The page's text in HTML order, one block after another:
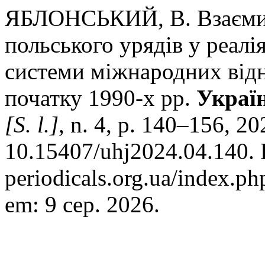
ЯБЛОНСЬКИЙ, В.
польського урядів у
системи міжнародних
початку 1990-х рр.
[S. l.], n. 4, p. 140–156,
10.15407/
periodicals.org.ua/
em: 9 сер. 2026.